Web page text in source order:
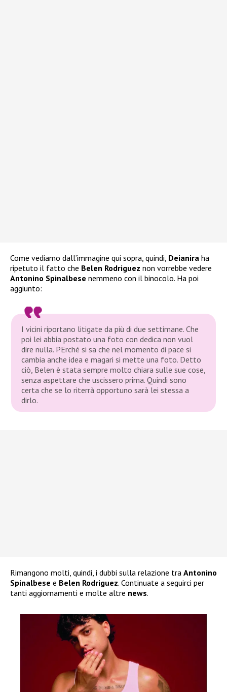
Come vediamo dall’immagine qui sopra, quindi, Deianira ha
ripetuto il fatto che Belen Rodriguez non vorrebbe vedere
Antonino Spinalbese nemmeno con il binocolo. Ha poi
aggiunto:
I vicini riportano litigate da più di due settimane. Che
poi lei abbia postato una foto con dedica non vuol
dire nulla. PErché si sa che nel momento di pace si
cambia anche idea e magari si mette una foto. Detto
ciò, Belen è stata sempre molto chiara sulle sue cose,
senza aspettare che uscissero prima. Quindi sono
certa che se lo riterrà opportuno sarà lei stessa a
dirlo.
Rimangono molti, quindi, i dubbi sulla relazione tra Antonino
Spinalbese e Belen Rodriguez. Continuate a seguirci per
tanti aggiornamenti e molte altre news.